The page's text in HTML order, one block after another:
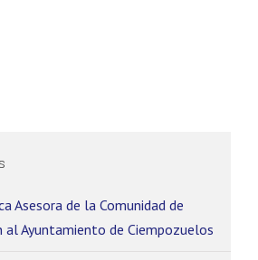
Asesora de la Comunidad de
al Ayuntamiento de Ciempozuelos
pueden verse
desactiva.